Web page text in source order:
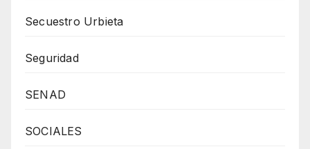
Secuestro Urbieta
Seguridad
SENAD
SOCIALES